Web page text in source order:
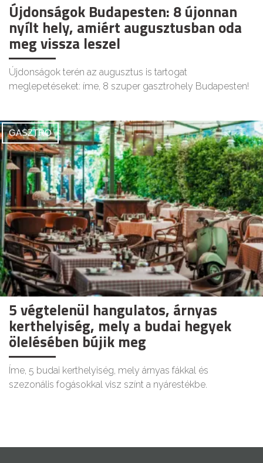
Újdonságok Budapesten: 8 újonnan
nyílt hely, amiért augusztusban oda
meg vissza leszel
Újdonságok terén az augusztus is tartogat
meglepetéseket: íme, 8 szuper gasztrohely Budapesten!
GASZTRO
5 végtelenül hangulatos, árnyas
kerthelyiség, mely a budai hegyek
ölelésében bújik meg
Íme, 5 budai kerthelyiség, mely árnyas fákkal és
szezonális fogásokkal visz színt a nyárestékbe.